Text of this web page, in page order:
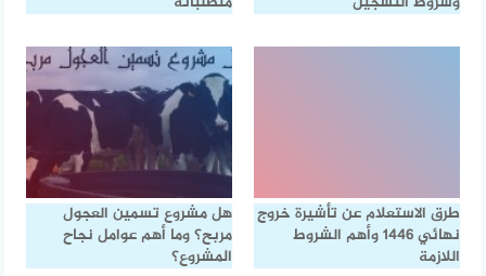
طرق الاستعلام عن تأشيرة خروج
نهائي 1446 وأهم الشروط
اللازمة
هل مشروع تسمين العجول
مربح؟ وما أهم عوامل نجاح
المشروع؟